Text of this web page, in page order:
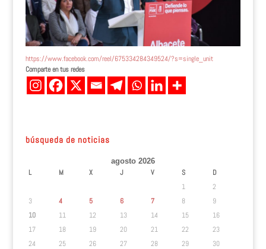
https://www.facebook.com/reel/675334284349524/?s=single_unit
Comparte en tus redes
búsqueda de noticias
agosto 2026
L M X J V S
D
1
2
3
4 5 6 7 8
9
10
11 12 13 14 15
16
17
18 19 20 21 22
23
24
25 26 27 28 29
30